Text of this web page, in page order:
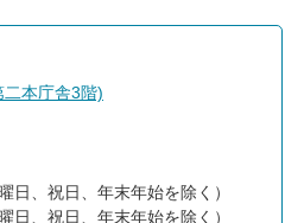
二本庁舎3階)
日、祝日、年末年始を除く）
日、祝日、年末年始を除く）​​​​​​​